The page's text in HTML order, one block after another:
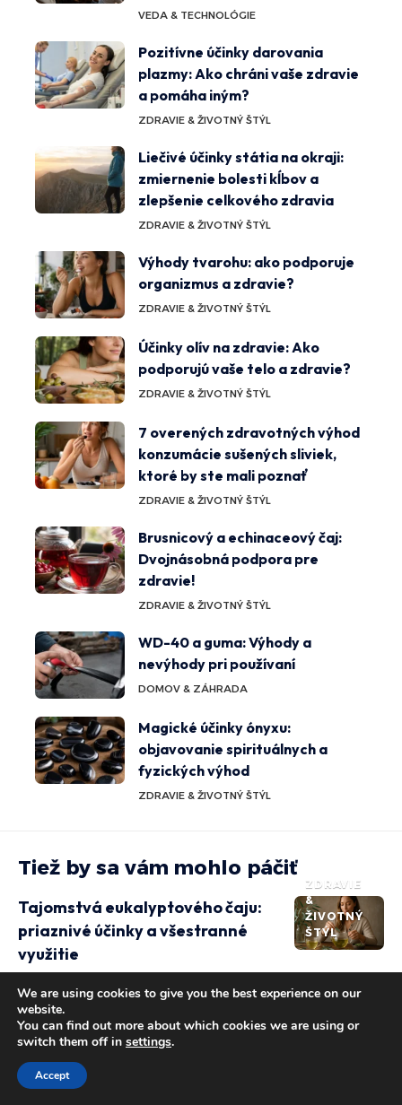
VEDA & TECHNOLÓGIE
Pozitívne účinky darovania
plazmy: Ako chráni vaše zdravie
a pomáha iným?
ZDRAVIE & ŽIVOTNÝ ŠTÝL
Liečivé účinky státia na okraji:
zmiernenie bolesti kĺbov a
zlepšenie celkového zdravia
ZDRAVIE & ŽIVOTNÝ ŠTÝL
Výhody tvarohu: ako podporuje
organizmus a zdravie?
ZDRAVIE & ŽIVOTNÝ ŠTÝL
Účinky olív na zdravie: Ako
podporujú vaše telo a zdravie?
ZDRAVIE & ŽIVOTNÝ ŠTÝL
7 overených zdravotných výhod
konzumácie sušených sliviek,
ktoré by ste mali poznať
ZDRAVIE & ŽIVOTNÝ ŠTÝL
Brusnicový a echinaceový čaj:
Dvojnásobná podpora pre
zdravie!
ZDRAVIE & ŽIVOTNÝ ŠTÝL
WD-40 a guma: Výhody a
nevýhody pri používaní
DOMOV & ZÁHRADA
Magické účinky ónyxu:
objavovanie spirituálnych a
fyzických výhod
ZDRAVIE & ŽIVOTNÝ ŠTÝL
Tiež by sa vám mohlo páčiť
ZDRAVIE
&
ŽIVOTNÝ
ŠTÝL
Tajomstvá eukalyptového čaju:
priaznivé účinky a všestranné
využitie
&
ŠTÝL
Vplyv splnu na emocionálny svet
Raka: Čo hovoria horoskopy?
Vplyv pálenky na krvný tlak: Čo by
We are using cookies to give you the best experience on our
website.
You can find out more about which cookies we are using or
switch them off in settings.
Accept